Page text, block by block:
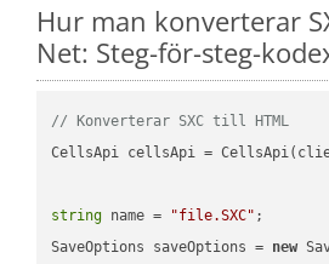
Hur man konverterar
Net: Steg-för-steg-
// Konverterar SXC till HTML
CellsApi cellsApi =
string name = "file.SXC" ;
SaveOptions saveOptions = new